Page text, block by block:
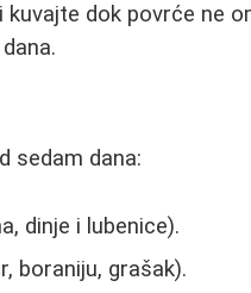
dok povrće ne
sedam dana:
dinje i lubenice).
boraniju, grašak).